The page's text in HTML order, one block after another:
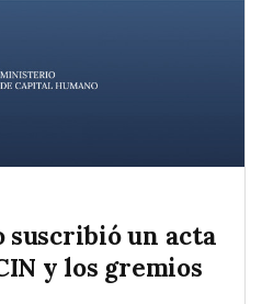
suscribió un acta
y los gremios